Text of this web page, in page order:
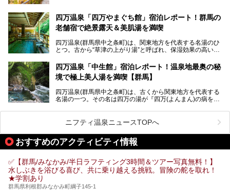
も多いかもしれません。
そこで筆者である私が実際に行ってみました！万座温泉の楽
しみ方や周辺の観光地を解説します。
また、日帰り入浴できる温泉から混浴可能な温泉まで、おす
すめの入浴施設もご紹介します！
四万温泉「四万やまぐち館」宿泊レポート！群馬の
老舗宿で絶景露天＆美肌湯を満喫
四万温泉(群馬県中之条町)は、関東地方を代表する名湯のひ
とつ。古から“草津の上がり湯”と呼ばれ、保湿効果の高い美
「四万やまぐち館」は、この地を代表する旅館の一つ。日帰
り入浴も可能ですが、やはり宿泊してじっくり楽しむのがベ
肌湯をはじめ、館内の魅力をたっぷりとご紹介します！
四万温泉「中生館」宿泊レポート！温泉地最奥の秘
境で極上美人湯を満喫【群馬】
四万温泉(群馬県中之条町)は、古くから関東地方を代表する
名湯の一つ。その名は四万の湯が『四万(よんまん)の病を癒
観光客で賑わう人気温泉地です。
「中生館」は四万温泉最奥に位置し、秘境感漂う老舗宿。泉
質の良さ(特に美人湯効果)に定評があり、知る人ぞ知る穴場
的存在です。今回は筆者自ら宿泊し、自慢の温泉をはじめ食
事・客室・共有スペースなど、宿の全貌を徹底紹介します。
ニフティ温泉ニュースTOPへ
おすすめのアクティビティ情報
✅【群馬/みなかみ/半日ラフティング3時間＆ツアー写真無料！】
水しぶきを浴びる喜び、共に乗り越える挑戦。冒険の舵を取れ！
★学割あり
群馬県利根郡みなかみ町綱子145-1